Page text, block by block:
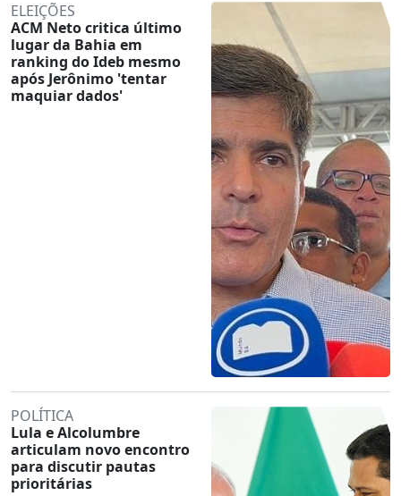
ELEIÇÕES
ACM Neto critica último
lugar da Bahia em
ranking do Ideb mesmo
após Jerônimo 'tentar
maquiar dados'
POLÍTICA
Lula e Alcolumbre
articulam novo encontro
para discutir pautas
prioritárias